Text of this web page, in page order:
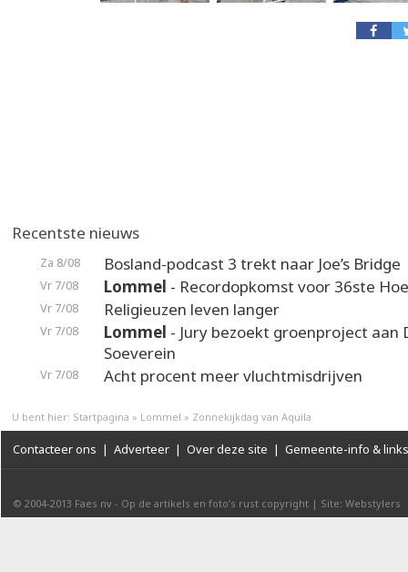
Recentste nieuws
Za 8/08 Bosland-podcast 3 trekt naar Joe’s Bridge
Vr 7/08 Lommel - Recordopkomst voor 36ste
Vr 7/08 Religieuzen leven langer
Vr 7/08 Lommel - Jury bezoekt groenproject aan
Soeverein
Vr 7/08 Acht procent meer vluchtmisdrijven
U bent hier: Startpagina » Lommel » Zonnekijkdag van Aquila
Contacteer ons | Adverteer | Over deze site | Gemeente-info & links
© 2004-2013 Faes nv - Op de artikels en foto’s rust copyright | Site: Webstylers